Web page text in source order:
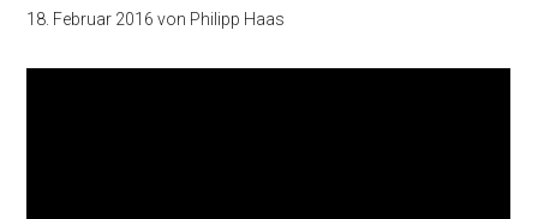
18. Februar 2016 von Philipp Haas